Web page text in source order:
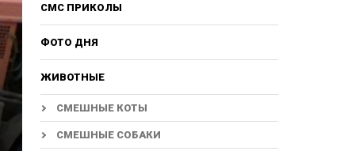
СМС ПРИКОЛЫ
ФОТО ДНЯ
ЖИВОТНЫЕ
СМЕШНЫЕ КОТЫ
СМЕШНЫЕ СОБАКИ